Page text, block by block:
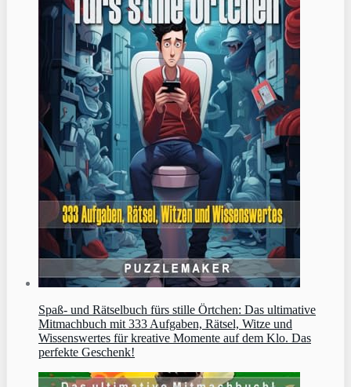
Spaß- und Rätselbuch fürs stille Örtchen: Das ultimative
Mitmachbuch mit 333 Aufgaben, Rätsel, Witze und
Wissenswertes für kreative Momente auf dem Klo. Das
perfekte Geschenk!